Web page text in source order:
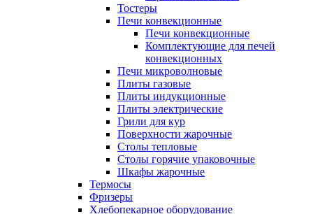
Тостеры
Печи конвекционные
Печи конвекционные
Комплектующие для печей
конвекционных
Печи микроволновые
Плиты газовые
Плиты индукционные
Плиты электрические
Грили для кур
Поверхности жарочные
Столы тепловые
Столы горячие упаковочные
Шкафы жарочные
Термосы
Фризеры
Хлебопекарное оборудование